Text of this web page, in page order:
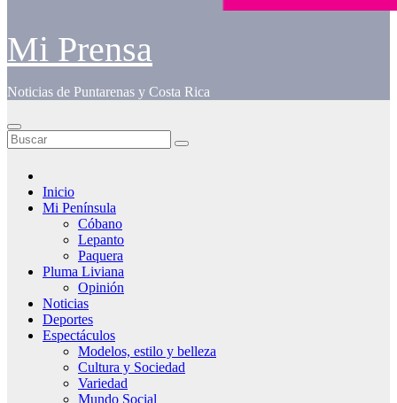
Mi Prensa
Noticias de Puntarenas y Costa Rica
Inicio
Mi Península
Cóbano
Lepanto
Paquera
Pluma Liviana
Opinión
Noticias
Deportes
Espectáculos
Modelos, estilo y belleza
Cultura y Sociedad
Variedad
Mundo Social